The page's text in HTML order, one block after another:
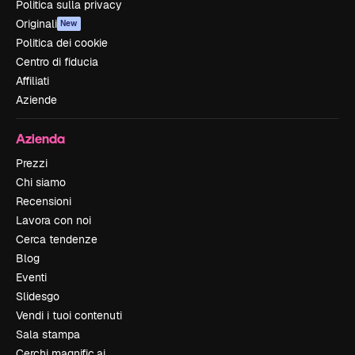
Politica sulla privacy
Originali New
Politica dei cookie
Centro di fiducia
Affiliati
Aziende
Azienda
Prezzi
Chi siamo
Recensioni
Lavora con noi
Cerca tendenze
Blog
Eventi
Slidesgo
Vendi i tuoi contenuti
Sala stampa